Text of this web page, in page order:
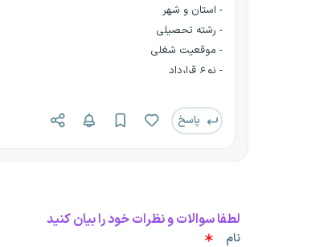
- استان و شهر
- رشته تحصیلی
- موقعیت شغلی
- نوع قرارداد
پاسخ
لطفا سوالات و نظرات خود را بیان کنید
نام